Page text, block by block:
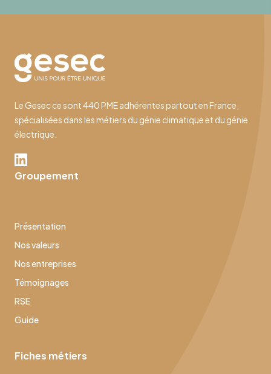
Le Gesec ce sont 440 PME adhérentes partout en France,
spécialisées dans les métiers du génie climatique et du génie
électrique.
Groupement
Présentation
Nos valeurs
Nos entreprises
Témoignages
RSE
Guide
Fiches métiers